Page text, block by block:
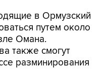
в Ормузский
путем около
Омана.
также смогут
разминирования